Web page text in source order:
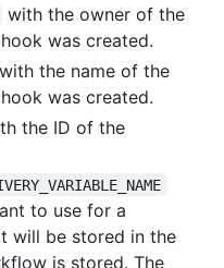
with the owner of the
was created.
with the name of the
was created.
the ID of the
to use for a
will be stored in the
is stored. The